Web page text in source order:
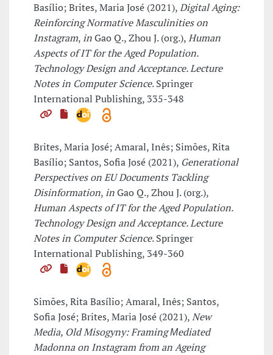
Basílio; Brites, Maria José (2021),Digital Aging:
Reinforcing Normative Masculinities on
Instagram,inGao Q., Zhou J. (org.),Human
Aspects of IT for the Aged Population.
Technology Design and Acceptance. Lecture
Notes in Computer Science. Springer
International Publishing, 335-348
Brites, Maria José; Amaral, Inês; Simões, Rita
Basílio; Santos, Sofia José (2021), Generational
Perspectives on EU Documents Tackling
Disinformation,inGao Q., Zhou J. (org.),
Human Aspects of IT for the Aged Population.
Technology Design and Acceptance. Lecture
Notes in Computer Science. Springer
International Publishing, 349-360
Simões, Rita Basílio; Amaral, Inês; Santos,
Sofia José; Brites, Maria José (2021),New
Media, Old Misogyny: Framing Μediated
Madonna on Instagram from an Ageing